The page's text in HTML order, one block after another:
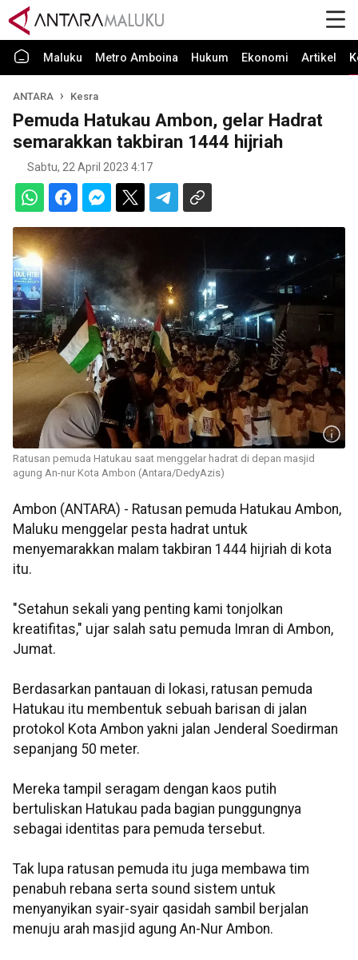
Maluku Metro Amboina Hukum Ekonomi Artikel
ANTARA Kesra
Pemuda Hatukau Ambon, gelar Hadrat
semarakkan takbiran 1444 hijriah
Sabtu, 22 April 2023 4:17
Ratusan pemuda Hatukau saat menggelar hadrat di depan masjid
agung An-nur Kota Ambon (Antara/DedyAzis)
Ambon (ANTARA) - Ratusan pemuda Hatukau Ambon,
Maluku menggelar pesta hadrat untuk
menyemarakkan malam takbiran 1444 hijriah di kota
itu.
"Setahun sekali yang penting kami tonjolkan
kreatifitas," ujar salah satu pemuda Imran di Ambon,
Jumat.
Berdasarkan pantauan di lokasi, ratusan pemuda
Hatukau itu membentuk sebuah barisan di jalan
protokol Kota Ambon yakni jalan Jenderal Soedirman
sepanjang 50 meter.
Mereka tampil seragam dengan kaos putih
bertuliskan Hatukau pada bagian punggungnya
sebagai identitas para pemuda tersebut.
Tak lupa ratusan pemuda itu juga membawa tim
penabuh rebana serta sound sistem untuk
menyanyikan syair-syair qasidah sambil berjalan
menuju arah masjid agung An-Nur Ambon.